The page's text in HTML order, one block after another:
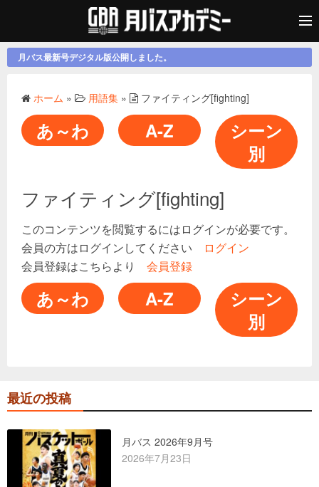
月バス最新号デジタル版公開しました。
ホーム » 用語集 » ファイティング[fighting]
あ～わ A-Z
シーン
別
ファイティング[fighting]
このコンテンツを閲覧するにはログインが必要です。
会員の方はログインしてください
ログイン
会員登録はこちらより 会員登録
あ～わ A-Z
シーン
別
最近の投稿
月バス 2026年9月号
2026年7月23日